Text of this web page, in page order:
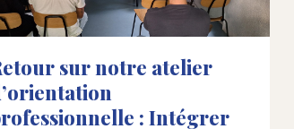
sur notre atelier
: Intégrer